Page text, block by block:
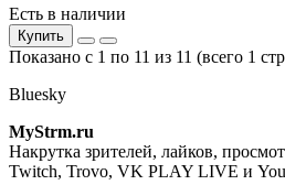
Есть в наличии
Купить
Показано с 1 по 11 из 11 (всего 1
Bluesky
MyStrm.ru
Накрутка зрителей, лайков,
Twitch, Trovo, VK PLAY LIVE и